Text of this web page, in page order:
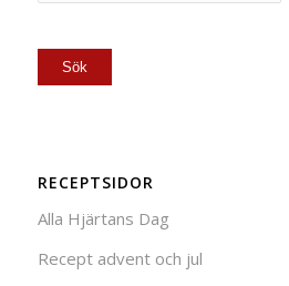
RECEPTSIDOR
Alla Hjärtans Dag
Recept advent och jul